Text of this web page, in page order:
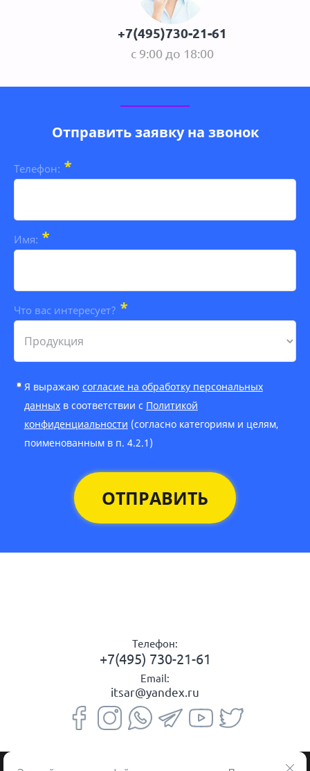
+7(495)730-21-61
с 9:00 до 18:00
Отправить заявку на звонок
Телефон: *
Имя: *
Что вас интересует? *
Я выражаю согласие на обработку персональных
данныхв соответствии с Политикой
конфиденциальности (согласно категориям и целям,
поименованным в п. 4.2.1)
ОТПРАВИТЬ
Телефон:
+7(495) 730-21-61
Email:
itsar@yandex.ru